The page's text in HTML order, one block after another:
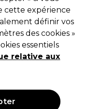
cette expérience
définir vos
des cookies »
essentiels
relative aux